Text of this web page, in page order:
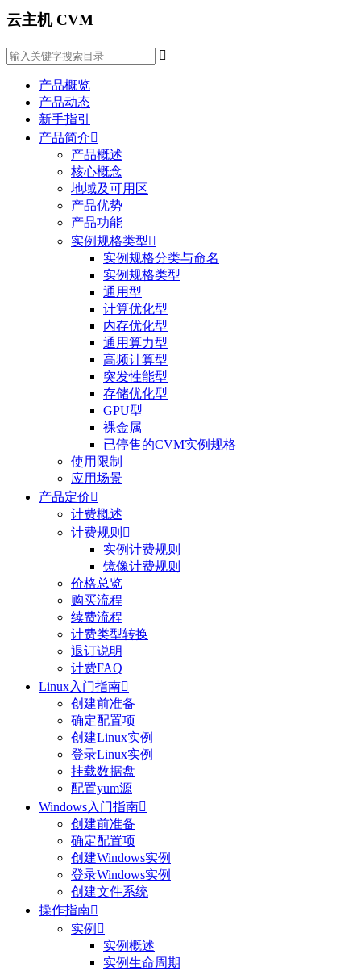
云主机 CVM

产品概览
产品动态
新手指引
产品简介
产品概述
核心概念
地域及可用区
产品优势
产品功能
实例规格类型
实例规格分类与命名
实例规格类型
通用型
计算优化型
内存优化型
通用算力型
高频计算型
突发性能型
存储优化型
GPU型
裸金属
已停售的CVM实例规格
使用限制
应用场景
产品定价
计费概述
计费规则 
实例计费规则
镜像计费规则
价格总览
购买流程
续费流程
计费类型转换
退订说明
计费FAQ
Linux入门指南
创建前准备
确定配置项
创建Linux实例
登录Linux实例
挂载数据盘
配置yum源
Windows入门指南
创建前准备
确定配置项
创建Windows实例
登录Windows实例
创建文件系统
操作指南
实例 
实例概述
实例生命周期